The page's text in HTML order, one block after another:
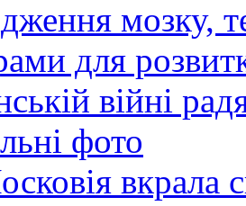
мозку,
для
війні
фото
вкрала